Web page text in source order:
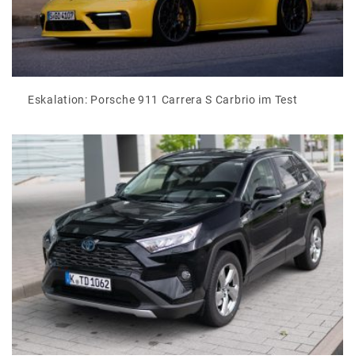
Eskalation: Porsche 911 Carrera S Carbrio im Test